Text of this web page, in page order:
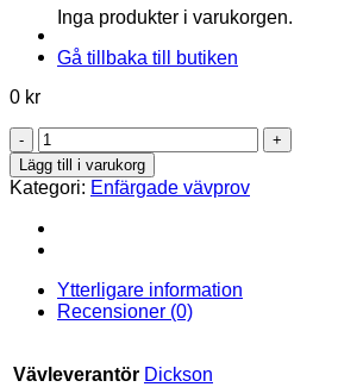
Inga produkter i varukorgen.
Gå tillbaka till butiken
0 kr
u373
mängd
Lägg till i varukorg
Kategori: Enfärgade vävprov
Ytterligare information
Recensioner (0)
Vävleverantör Dickson